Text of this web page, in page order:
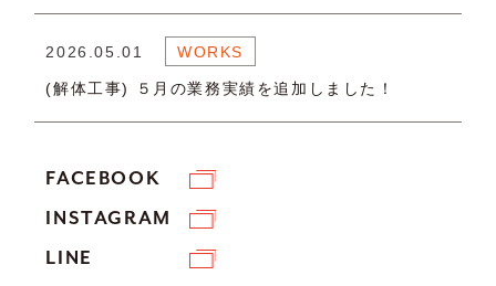
2026.05.01 WORKS
(解体工事) ５月の業務実績を追加しました！
FACEBOOK
INSTAGRAM
LINE